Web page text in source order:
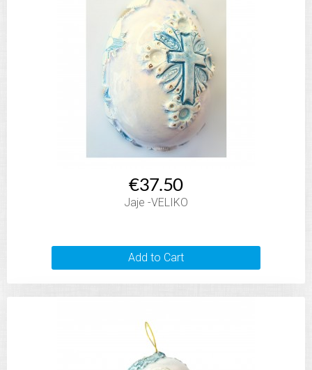
€37.50
Jaje -VELIKO
Add to Cart